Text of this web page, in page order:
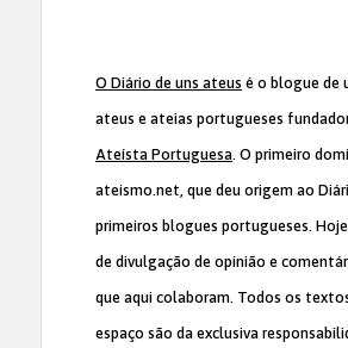
O Diário de uns ateus é o blogue de
ateus e ateias portugueses
Ateísta Portuguesa. O primeiro
ateismo.net, que deu origem ao
primeiros blogues portugueses.
de divulgação de opinião e
que aqui colaboram. Todos os
espaço são da exclusiva